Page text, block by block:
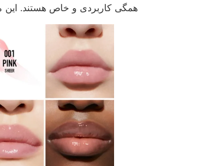
همگی کاربردی و خاص هستند. این